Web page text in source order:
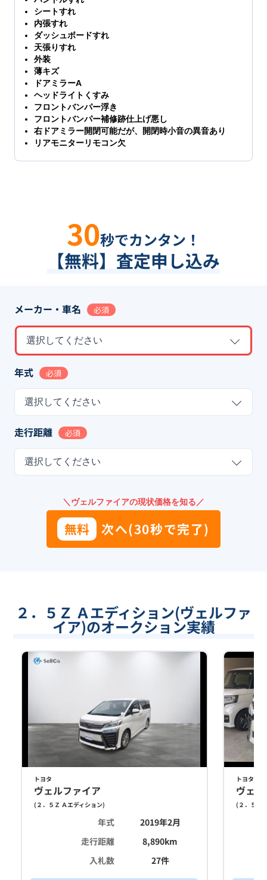
シートすれ
内張すれ
ダッシュボードすれ
天張りすれ
外装
薄キズ
ドアミラーA
ヘッドライトくすみ
フロントバンパー浮き
フロントバンパー補修跡仕上げ悪し
右ドアミラー開閉可能だが、開閉時小音の異音あり
リアモニターリモコン欠
30秒でカンタン！
【無料】査定申し込み
メーカー・車名 必須
選択してください
年式 必須
選択してください
走行距離 必須
選択してください
＼ヴェルファイアの現状価格を知る／
無料 次へ(30秒で完了)
２．５Ｚ Ａエディション(ヴェルファ
イア)のオークション実績
トヨタ
ヴェルファイア
( ２．５Ｚ Ａエディション)
年式
2019年2月
走行距離
8,890km
入札数
27件
トヨタ
ヴェ
( ２．５Ｚ